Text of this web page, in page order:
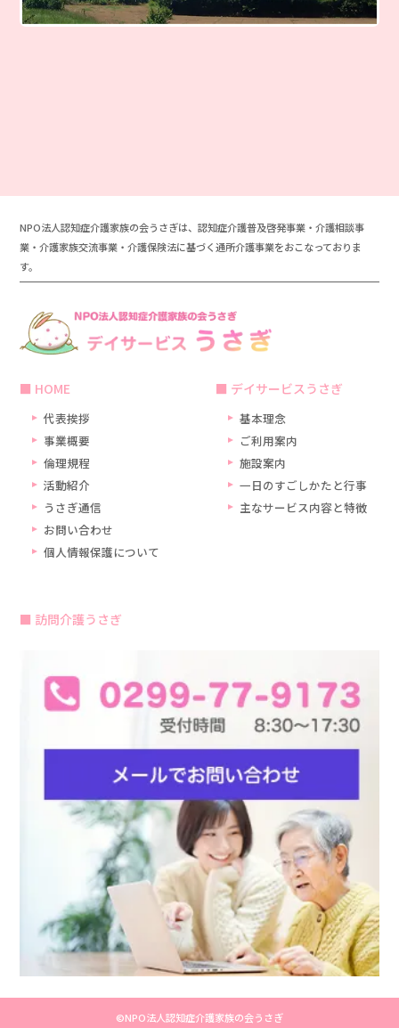
NPO法人認知症介護家族の会うさぎは、認知症介護普及啓発事業・介護相談事
業・介護家族交流事業・介護保険法に基づく通所介護事業をおこなっておりま
す。
HOME
代表挨拶
事業概要
倫理規程
活動紹介
うさぎ通信
お問い合わせ
個人情報保護について
デイサービスうさぎ
基本理念
ご利用案内
施設案内
一日のすごしかたと行事
主なサービス内容と特徴
訪問介護うさぎ
©NPO法人認知症介護家族の会うさぎ